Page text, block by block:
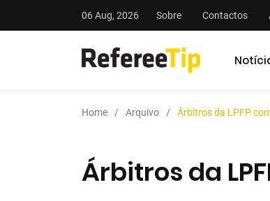
06 Aug, 2026 Sobre Contactos
Home Arquivo Árbitros da LPFP
Árbitros da